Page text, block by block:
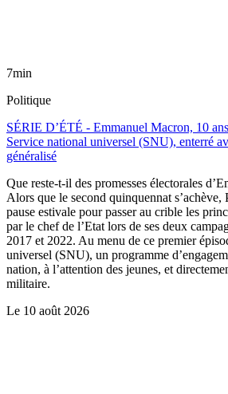
7min
Politique
SÉRIE D’ÉTÉ - Emmanuel Macron, 10
Service national universel (SNU), enterré
généralisé
Que reste-t-il des promesses électorales
Alors que le second quinquennat
pause estivale pour passer au crible les
par le chef de l’Etat lors de ses deux
2017 et 2022. Au menu de ce premier
universel (SNU), un programme
nation, à l’attention des jeunes, et
militaire.
Le 10 août 2026